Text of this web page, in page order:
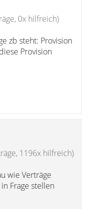
0x hilfreich)
zb steht: Provision
Provision
1196x hilfreich)
wie Verträge
Frage stellen